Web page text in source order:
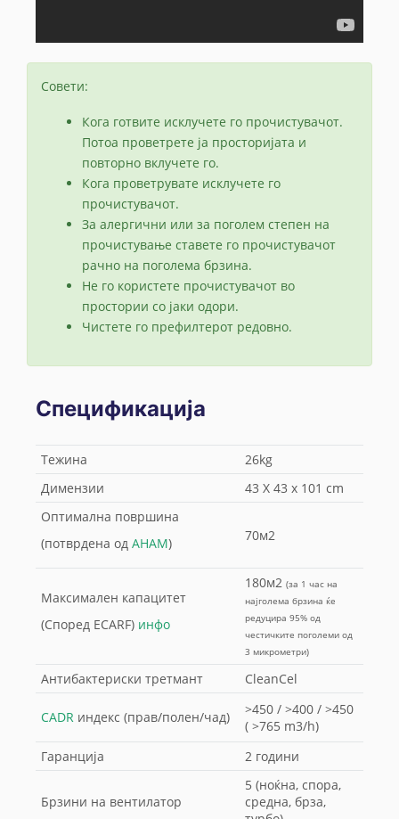
Совети:
Кога готвите исклучете го прочистувачот.
Потоа проветрете ја просторијата и
повторно вклучете го.
Кога проветрувате исклучете го
прочистувачот.
За алергични или за поголем степен на
прочистување ставете го прочистувачот
рачно на поголема брзина.
Не го користете прочистувачот во
простории со јаки одори.
Чистете го префилтерот редовно.
Спецификација
Тежина
26kg
Димензии
43 X 43 x 101 cm
Оптимална површина
(потврдена од AHAM) 70м2
Максимален капацитет
(Според ECARF) инфо
180м2 (за 1 час на
најголема брзина ќе
редуцира 95% од
честичките поголеми од
3 микрометри)
Антибактериски третмант CleanCel
CADR индекс (прав/полен/чад)
>450 / >400 / >450
( >765 m3/h)
Гаранција
2 години
Брзини на вентилатор
5 (ноќна, спора,
средна, брза,